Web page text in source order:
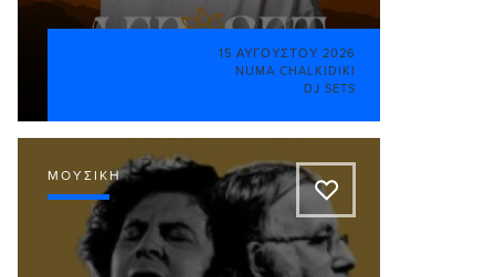
15 ΑΥΓΟΎΣΤΟΥ 2026
NUMA CHALKIDIKI
DJ SETS
ΜΟΥΣΙΚΉ
A